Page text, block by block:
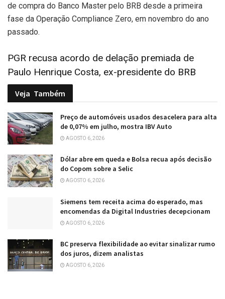
de compra do Banco Master pelo BRB desde a primeira
fase da Operação Compliance Zero, em novembro do ano
passado.
PGR recusa acordo de delação premiada de
Paulo Henrique Costa, ex-presidente do BRB
Veja Também
Preço de automóveis usados desacelera para alta
de 0,07% em julho, mostra IBV Auto
AGOSTO 6, 2026
Dólar abre em queda e Bolsa recua após decisão
do Copom sobre a Selic
AGOSTO 6, 2026
Siemens tem receita acima do esperado, mas
encomendas da Digital Industries decepcionam
AGOSTO 6, 2026
BC preserva flexibilidade ao evitar sinalizar rumo
dos juros, dizem analistas
AGOSTO 6, 2026